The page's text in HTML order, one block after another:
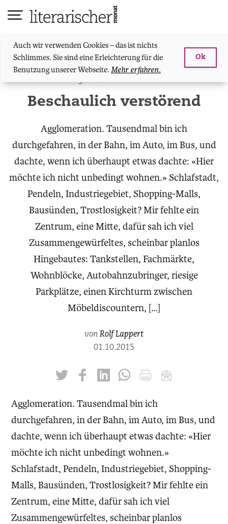
Auch wir verwenden Cookies – das ist nichts
Schlimmes. Sie sind eine Erleichterung für die
Benutzung unserer Webseite. Mehr erfahren.
Ok
Schwerpunkt: «Agglographie»
Beschaulich verstörend
Agglomeration. Tausendmal bin ich
durchgefahren, in der Bahn, im Auto, im Bus, und
dachte, wenn ich überhaupt etwas dachte: «Hier
möchte ich nicht unbedingt wohnen.» Schlafstadt,
Pendeln, Industriegebiet, Shopping-Malls,
Bausünden, Trostlosigkeit? Mir fehlte ein
Zentrum, eine Mitte, dafür sah ich viel
Zusammengewürfeltes, scheinbar planlos
Hingebautes: Tankstellen, Fachmärkte,
Wohnblöcke, Autobahnzubringer, riesige
Parkplätze, einen Kirchturm zwischen
Möbeldiscountern, […]
von Rolf Lappert
01.10.2015
twittern liken teilen teilen drucken
Agglomeration. Tausendmal bin ich
durchgefahren, in der Bahn, im Auto, im Bus, und
dachte, wenn ich überhaupt etwas dachte: «Hier
möchte ich nicht unbedingt wohnen.»
Schlafstadt, Pendeln, Industriegebiet, Shopping-
Malls, Bausünden, Trostlosigkeit? Mir fehlte ein
Zentrum, eine Mitte, dafür sah ich viel
Zusammengewürfeltes, scheinbar planlos